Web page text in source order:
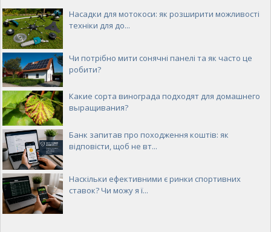
Насадки для мотокоси: як розширити можливості
техніки для до...
Чи потрібно мити сонячні панелі та як часто це
робити?
Какие сорта винограда подходят для домашнего
выращивания?
Банк запитав про походження коштів: як
відповісти, щоб не вт...
Наскільки ефективними є ринки спортивних
ставок? Чи можу я ї...